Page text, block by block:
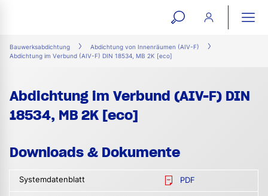
open
search
form
Bauwerksabdichtung
Abdichtung von Innenräumen (AIV-F)
Abdichtung im Verbund (AIV-F) DIN 18534, MB 2K [eco]
Abdichtung im Verbund (AIV-F) DIN
18534, MB 2K [eco]
Downloads & Dokumente
Systemdatenblatt PDF